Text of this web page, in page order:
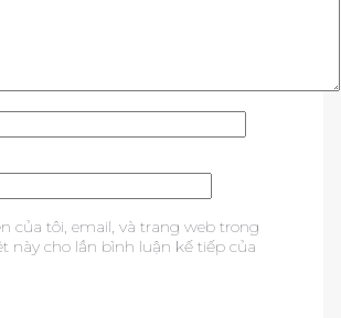
của tôi, email, và trang web trong
này cho lần bình luận kế tiếp của